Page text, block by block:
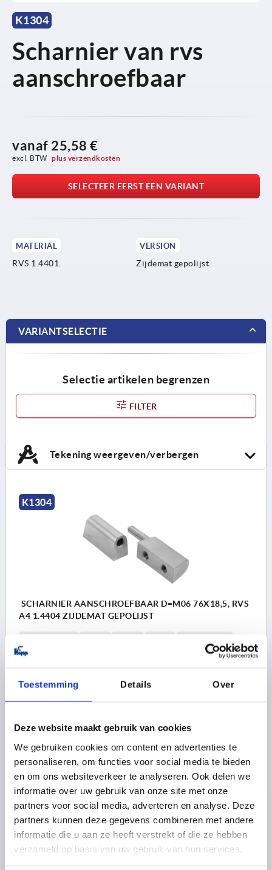
Toestemming Details Over
Deze website maakt gebruik van cookies
We gebruiken cookies om content en advertenties te
personaliseren, om functies voor social media te bieden
en om ons websiteverkeer te analyseren. Ook delen we
informatie over uw gebruik van onze site met onze
partners voor social media, adverteren en analyse. Deze
partners kunnen deze gegevens combineren met andere
informatie die u aan ze heeft verstrekt of die ze hebben
verzameld op basis van uw gebruik van hun services.
K1304
Scharnier van rvs
aanschroefbaar
vanaf 25,58 €
excl. BTW plus verzendkosten
SELECTEER EERST EEN VARIANT
MATERIAL
RVS 1.4401.
VERSION
Zijdemat gepolijst.
VARIANTSELECTIE
Selectie artikelen begrenzen
FILTER
Tekening weergeven/verbergen
K1304
SCHARNIER AANSCHROEFBAAR D=M06 76X18,5, RVS
A4 1.4404 ZIJDEMAT GEPOLIJST
B1=66
Bestelnummer:K1304.1761218
excl. BTW
plus verzendkosten
PRODUCTGEGEVENS
CAD
DOWNLOADS